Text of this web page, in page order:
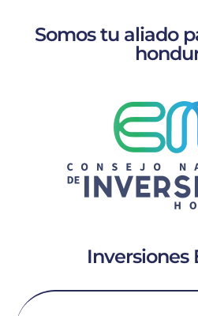
Somos tu aliado
Inversiones